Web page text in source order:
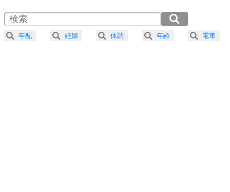
4 器の大きい人は、怒りを優しさで表現する。
プラス思考
2.0倍速 （317KB 1分20秒）
2.5倍速 （254KB 1分4秒）
3.0倍速 （212KB 54秒）
年配 妊婦 体調 年齢 電車